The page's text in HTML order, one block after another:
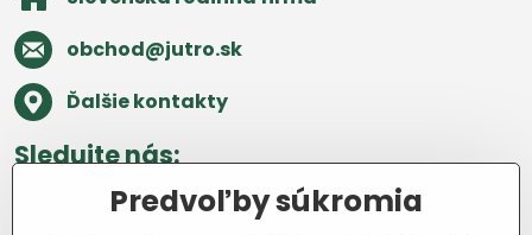
obchod​@jutro​.sk
Ďalšie kontakty
Sledujte nás:
Facebook Pinterest Instagram Blog
Predvoľby súkromia